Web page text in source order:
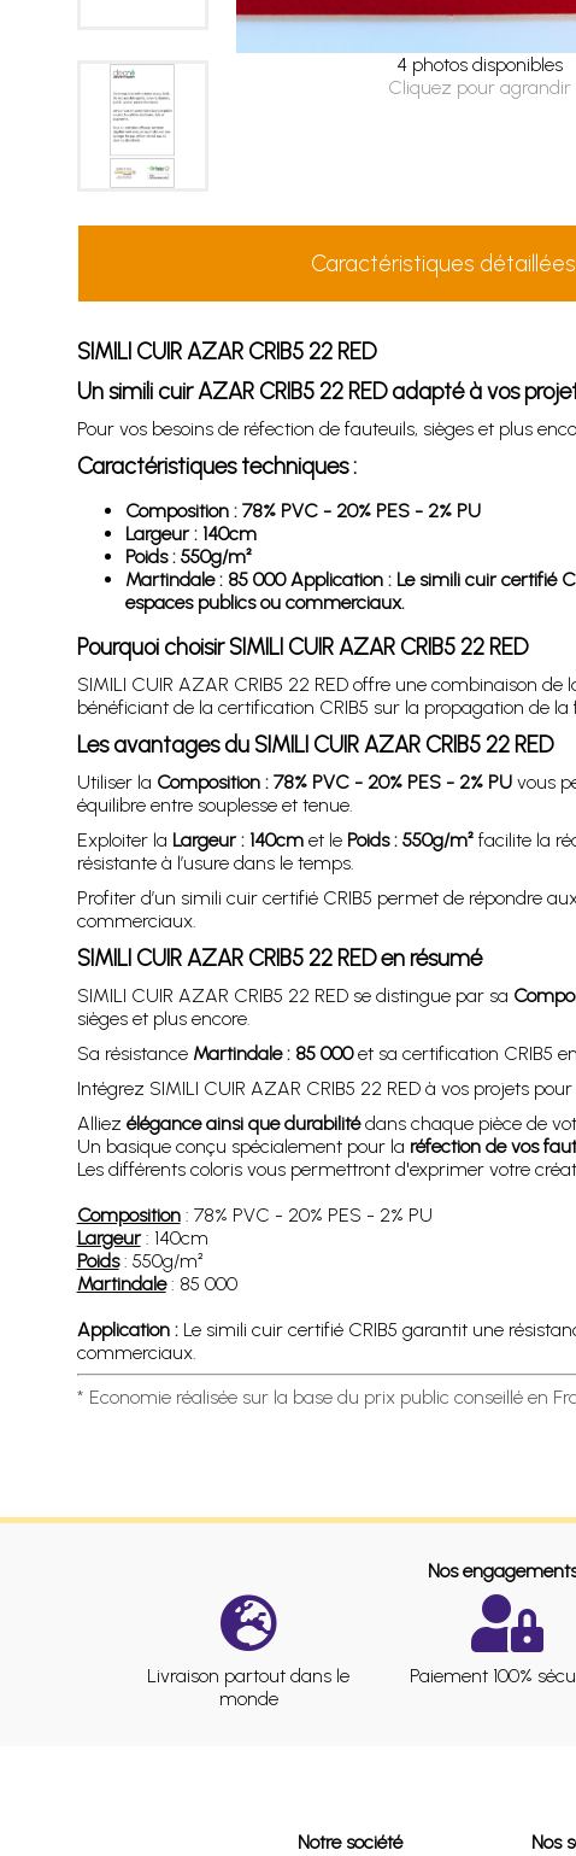
4 photos disponibles
Cliquez pour agrandir
Caractéristiques détaillées
SIMILI CUIR AZAR CRIB5 22 RED
Un simili cuir AZAR CRIB5 22 RED adapté à vos
Pour vos besoins de réfection de fauteuils, sièges et plus
Caractéristiques techniques :
Composition : 78% PVC - 20% PES - 2% PU
Largeur : 140cm
Poids : 550g/m²
Martindale : 85 000 Application : Le simili cuir certifié
espaces publics ou commerciaux.
Pourquoi choisir SIMILI CUIR AZAR CRIB5 22 RED
SIMILI CUIR AZAR CRIB5 22 RED offre une combinaison
bénéficiant de la certification CRIB5 sur la propagation de
Les avantages du SIMILI CUIR AZAR CRIB5 22 RED
Utiliser la Composition : 78% PVC - 20% PES - 2% PUvous
équilibre entre souplesse et tenue.
Exploiter la Largeur : 140cmet le Poids : 550g/m²facilite la
résistante à l’usure dans le temps.
Profiter d’un simili cuir certifié CRIB5 permet de répondre
commerciaux.
SIMILI CUIR AZAR CRIB5 22 RED en résumé
SIMILI CUIR AZAR CRIB5 22 RED se distingue par sa
sièges et plus encore.
Sa résistance Martindale : 85 000et sa certification CRIB5
Intégrez SIMILI CUIR AZAR CRIB5 22 RED à vos projets
Alliez élégance ainsi que durabilitédans chaque pièce de
Un basique conçu spécialement pour la réfection de vos
Les différents coloris vous permettront d'exprimer votre
Composition: 78% PVC - 20% PES - 2% PU
Largeur: 140cm
Poids: 550g/m²
Martindale: 85 000
Application :Le simili cuir certifié CRIB5 garantit une
commerciaux.
* Economie réalisée sur la base du prix public conseillé en
Nos
Livraison partout dans le
monde
Paiement 100%
Notre société Nos